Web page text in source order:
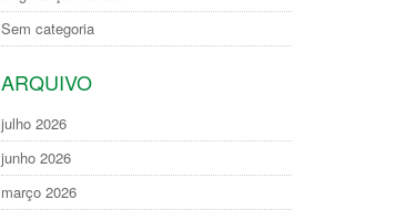
Sem categoria
ARQUIVO
julho 2026
junho 2026
março 2026